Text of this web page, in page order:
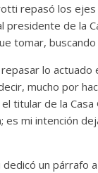
repasó los ejes
presidente de la
tomar,
lo
mucho por
titular de la
es mi intención
un párrafo